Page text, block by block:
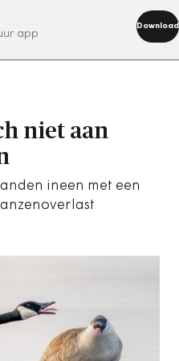
app
Download
niet aan
ineen met een